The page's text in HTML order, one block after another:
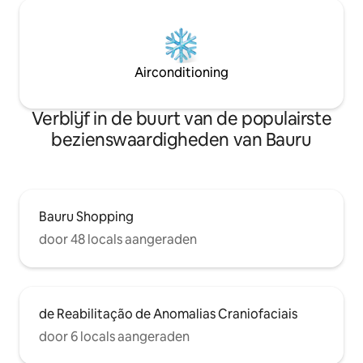
Airconditioning
Verblijf in de buurt van de populairste
bezienswaardigheden van Bauru
Bauru Shopping
door 48 locals aangeraden
de Reabilitação de Anomalias Craniofaciais
door 6 locals aangeraden